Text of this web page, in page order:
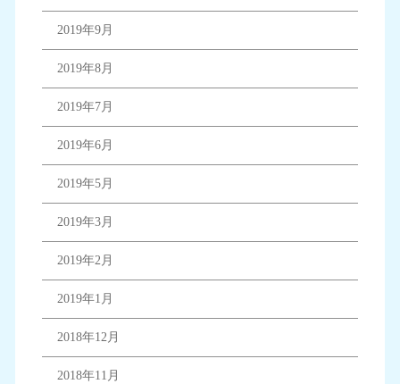
2019年9月
2019年8月
2019年7月
2019年6月
2019年5月
2019年3月
2019年2月
2019年1月
2018年12月
2018年11月